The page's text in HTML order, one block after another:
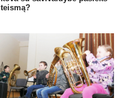
teismą?